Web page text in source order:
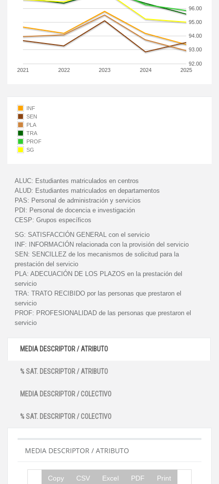
2021 2022 2023 2024 2025
92.00
93.00
94.00
95.00
96.00
INF
SEN
PLA
TRA
PROF
SG
ALUC: Estudiantes matriculados en centros
ALUD: Estudiantes matriculados en departamentos
PAS: Personal de administración y servicios
PDI: Personal de docencia e investigación
CESP: Grupos específicos
SG: SATISFACCIÓN GENERAL con el servicio
INF:
INFORMACIÓN relacionada con la provisión del servicio
SEN: SENCILLEZ de los mecanismos de solicitud para la
prestación del servicio
PLA: ADECUACIÓN DE LOS PLAZOS en la prestación del
servicio
TRA: TRATO RECIBIDO por las personas que prestaron el
servicio
PROF: PROFESIONALIDAD de las personas que prestaron el
servicio
MEDIA DESCRIPTOR / ATRIBUTO
% SAT. DESCRIPTOR / ATRIBUTO
MEDIA DESCRIPTOR / COLECTIVO
% SAT. DESCRIPTOR / COLECTIVO
MEDIA DESCRIPTOR / ATRIBUTO
Copy CSV Excel PDF Print